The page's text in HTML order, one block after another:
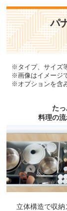
パ
※タイプ、サイズ
※画像はイメージ
※オプションを含
た
料理の
立体構造で収